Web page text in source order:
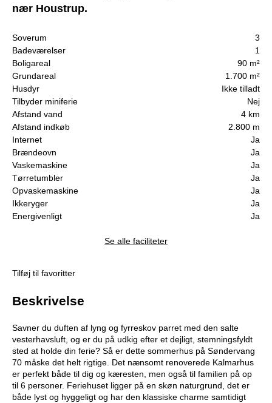
nær Houstrup.
Soverum
3
Badeværelser
1
Boligareal
90 m²
Grundareal
1.700 m²
Husdyr
Ikke tilladt
Tilbyder miniferie
Nej
Afstand vand
4 km
Afstand indkøb
2.800 m
Internet
Ja
Brændeovn
Ja
Vaskemaskine
Ja
Tørretumbler
Ja
Opvaskemaskine
Ja
Ikkeryger
Ja
Energivenligt
Ja
Se alle faciliteter
Tilføj til favoritter
Beskrivelse
Savner du duften af lyng og fyrreskov parret med den salte
vesterhavsluft, og er du på udkig efter et dejligt, stemningsfyldt
sted at holde din ferie? Så er dette sommerhus på Søndervang
70 måske det helt rigtige. Det nænsomt renoverede Kalmarhus
er perfekt både til dig og kæresten, men også til familien på op
til 6 personer. Feriehuset ligger på en skøn naturgrund, det er
både lyst og hyggeligt og har den klassiske charme samtidigt